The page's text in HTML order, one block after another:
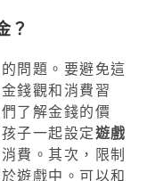
？
問題。要避免這
錢觀和消費習
了解金錢的價
子一起設定遊戲
費。其次，限制
遊戲中。可以和